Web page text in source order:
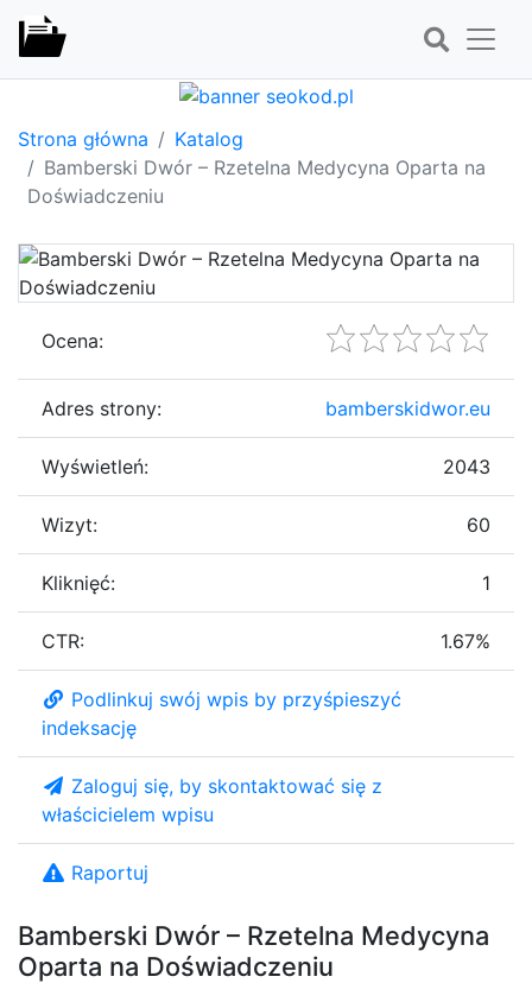
Strona główna
Katalog
Bamberski Dwór – Rzetelna Medycyna Oparta na
Doświadczeniu
Bamberski Dwór – Rzetelna Medycyna
Oparta na Doświadczeniu
Ocena:
Adres strony: bamberskidwor.eu
Wyświetleń: 2043
Wizyt: 60
Kliknięć: 1
CTR: 1.67%
Podlinkuj swój wpis by przyśpieszyć
indeksację
Zaloguj się, by skontaktować się z
właścicielem wpisu
Raportuj